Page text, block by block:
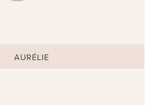
AURÉLIE